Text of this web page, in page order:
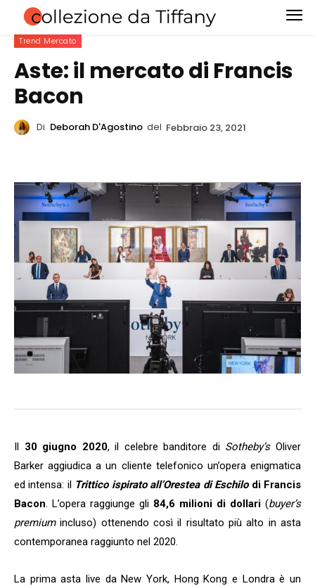
Trend Mercato
Aste: il mercato di Francis
Bacon
Di Deborah D'Agostino del Febbraio 23, 2021
Il 30 giugno 2020, il celebre banditore di Sotheby’sOliver
Barker aggiudica a un cliente telefonico un’opera enigmatica
ed intensa: il Trittico ispirato all’Orestea di Eschilodi Francis
Bacon . L’opera raggiunge gli 84,6 milioni di dollari (buyer’s
premiumincluso) ottenendo così il risultato più alto in asta
contemporanea raggiunto nel 2020.
La prima asta live da New York, Hong Kong e Londra è un